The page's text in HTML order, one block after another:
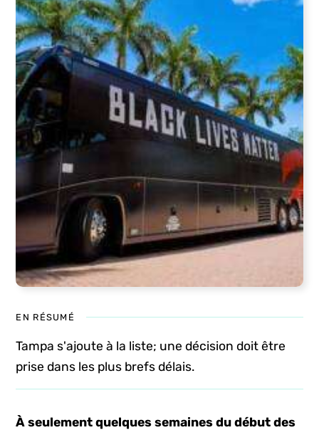
EN RÉSUMÉ
Tampa s'ajoute à la liste; une décision doit être
prise dans les plus brefs délais.
À seulement quelques semaines du début des